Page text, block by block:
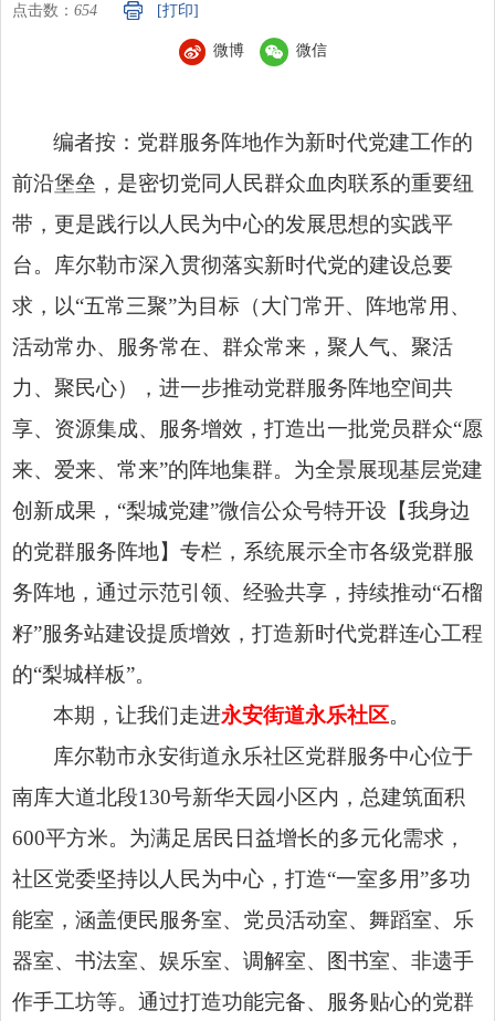
点击数： 654 [打印]
微博 微信
编者按：党群服务阵地作为新时代党建工作的
前沿堡垒，是密切党同人民群众血肉联系的重要纽
带，更是践行以人民为中心的发展思想的实践平
台。库尔勒市深入贯彻落实新时代党的建设总要
求，以“五常三聚”为目标（大门常开、阵地常用、
活动常办、服务常在、群众常来，聚人气、聚活
力、聚民心），进一步推动党群服务阵地空间共
享、资源集成、服务增效，打造出一批党员群众“愿
来、爱来、常来”的阵地集群。为全景展现基层党建
创新成果，“梨城党建”微信公众号特开设【我身边
的党群服务阵地】专栏，系统展示全市各级党群服
务阵地，通过示范引领、经验共享，持续推动“石榴
籽”服务站建设提质增效，打造新时代党群连心工程
的“梨城样板”。
本期，让我们走进永安街道永乐社区。
库尔勒市永安街道永乐社区党群服务中心位于
南库大道北段130号新华天园小区内，总建筑面积
600平方米。为满足居民日益增长的多元化需求，
社区党委坚持以人民为中心，打造“一室多用”多功
能室，涵盖便民服务室、党员活动室、舞蹈室、乐
器室、书法室、娱乐室、调解室、图书室、非遗手
作手工坊等。通过打造功能完备、服务贴心的党群